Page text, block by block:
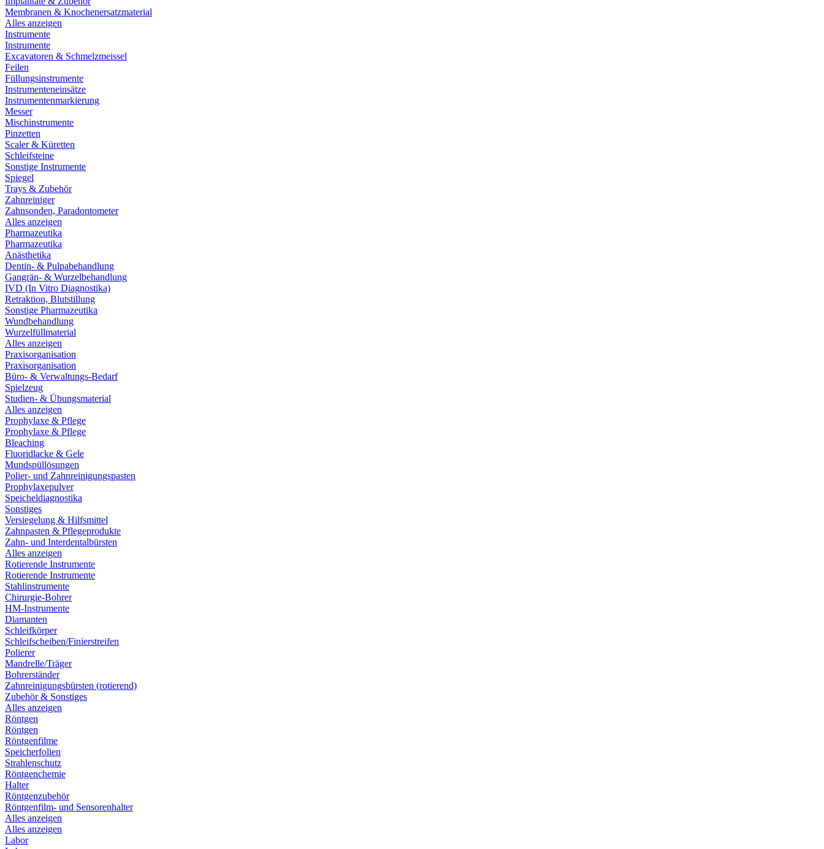
Membranen & Knochenersatzmaterial
Alles anzeigen
Instrumente
Instrumente
Excavatoren & Schmelzmeissel
Feilen
Füllungsinstrumente
Instrumenteneinsätze
Instrumentenmarkierung
Messer
Mischinstrumente
Pinzetten
Scaler & Küretten
Schleifsteine
Sonstige Instrumente
Spiegel
Trays & Zubehör
Zahnreiniger
Zahnsonden, Paradontometer
Alles anzeigen
Pharmazeutika
Pharmazeutika
Anästhetika
Dentin- & Pulpabehandlung
Gangrän- & Wurzelbehandlung
IVD (In Vitro Diagnostika)
Retraktion, Blutstillung
Sonstige Pharmazeutika
Wundbehandlung
Wurzelfüllmaterial
Alles anzeigen
Praxisorganisation
Praxisorganisation
Büro- & Verwaltungs-Bedarf
Spielzeug
Studien- & Übungsmaterial
Alles anzeigen
Prophylaxe & Pflege
Prophylaxe & Pflege
Bleaching
Fluoridlacke & Gele
Mundspüllösungen
Polier- und Zahnreinigungspasten
Prophylaxepulver
Speicheldiagnostika
Sonstiges
Versiegelung & Hilfsmittel
Zahnpasten & Pflegeprodukte
Zahn- und Interdentalbürsten
Alles anzeigen
Rotierende Instrumente
Rotierende Instrumente
Stahlinstrumente
Chirurgie-Bohrer
HM-Instrumente
Diamanten
Schleifkörper
Schleifscheiben/Finierstreifen
Polierer
Mandrelle/Träger
Bohrerständer
Zahnreinigungsbürsten (rotierend)
Zubehör & Sonstiges
Alles anzeigen
Röntgen
Röntgen
Röntgenfilme
Speicherfolien
Strahlenschutz
Röntgenchemie
Halter
Röntgenzubehör
Röntgenfilm- und Sensorenhalter
Alles anzeigen
Alles anzeigen
Labor